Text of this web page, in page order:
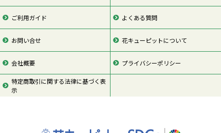
ご利用ガイド よくある質問
お問い合せ 花キューピットについて
会社概要 プライバシーポリシー
特定商取引に関する法律に基づく表
示